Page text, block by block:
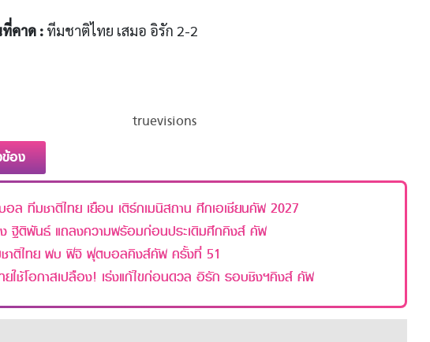
คาด :ทีมชาติไทย เสมอ อิรัก 2-2
truevisions
ข้อง
อล ทีมชาติไทย เยือน เติร์กเมนิสถาน ศึกเอเชียนคัพ 2027
ฐิติพันธ์ แถลงความพร้อมก่อนประเดิมศึกคิงส์ คัพ
าติไทย พบ ฟิจิ ฟุตบอลคิงส์คัพ ครั้งที่ 51
ใช้โอกาสเปลือง! เร่งแก้ไขก่อนดวล อิรัก รอบชิงฯคิงส์ คัพ